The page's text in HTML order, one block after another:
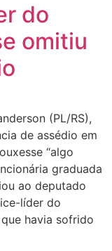
do
omitiu
(PL/RS),
de assédio em
“algo
graduada
ao deputado
líder do
havia sofrido